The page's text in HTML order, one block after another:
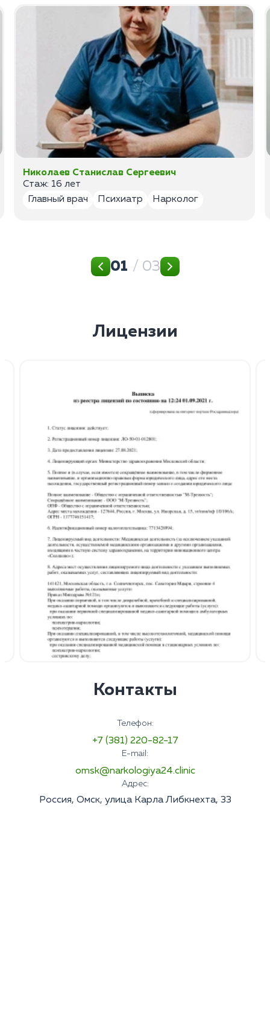
Николаев Станислав Сергеевич
Стаж: 16 лет
Главный врач
Психиатр Нарколог
01 / 03
Лицензии
Контакты
Телефон:
+7 (381) 220-82-17
E-mail:
omsk@narkologiya24.clinic
Адрес:
Россия, Омск, улица Карла Либкнехта, 33